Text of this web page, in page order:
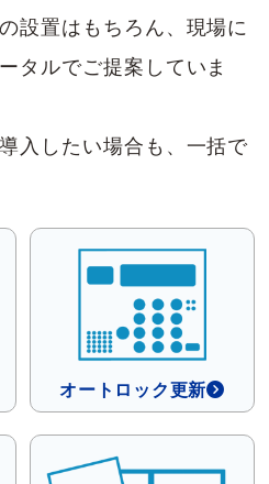
設置はもちろん、現場に
タルでご提案していま
入したい場合も、一括で
オートロック更新